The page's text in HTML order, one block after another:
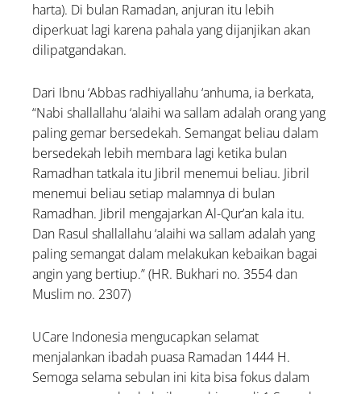
harta). Di bulan Ramadan, anjuran itu lebih
diperkuat lagi karena pahala yang dijanjikan akan
dilipatgandakan.
Dari Ibnu ‘Abbas radhiyallahu ‘anhuma, ia berkata,
“Nabi shallallahu ‘alaihi wa sallam adalah orang yang
paling gemar bersedekah. Semangat beliau dalam
bersedekah lebih membara lagi ketika bulan
Ramadhan tatkala itu Jibril menemui beliau. Jibril
menemui beliau setiap malamnya di bulan
Ramadhan. Jibril mengajarkan Al-Qur’an kala itu.
Dan Rasul shallallahu ‘alaihi wa sallam adalah yang
paling semangat dalam melakukan kebaikan bagai
angin yang bertiup.” (HR. Bukhari no. 3554 dan
Muslim no. 2307)
UCare Indonesia mengucapkan selamat
menjalankan ibadah puasa Ramadan 1444 H.
Semoga selama sebulan ini kita bisa fokus dalam